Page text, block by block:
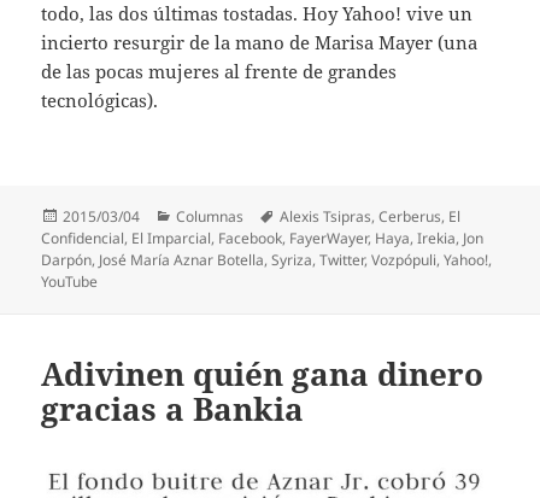
todo, las dos últimas tostadas. Hoy Yahoo! vive un
incierto resurgir de la mano de Marisa Mayer (una
de las pocas mujeres al frente de grandes
tecnológicas).
Publicado
el
2015/03/04 Categorías
Columnas Etiquetas
Alexis Tsipras,Cerberus, El
Confidencial, El Imparcial, Facebook, FayerWayer, Haya,Irekia, Jon
Darpón, José María Aznar Botella,Syriza,Twitter,Vozpópuli,Yahoo!,
YouTube
Adivinen quién gana dinero
gracias a Bankia